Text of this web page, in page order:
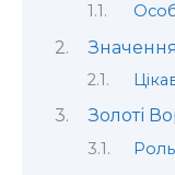
Золоті
Роль